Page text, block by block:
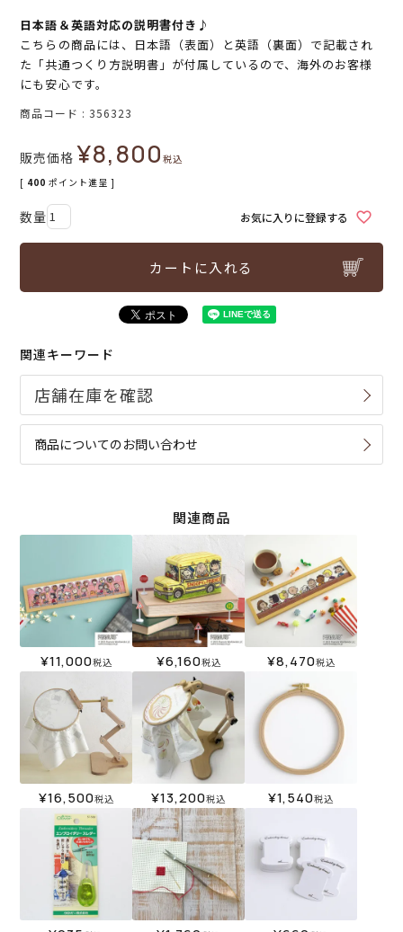
日本語＆英語対応の説明書付き♪
こちらの商品には、日本語（表面）と英語（裏面）で記載され
た「共通つくり方説明書」が付属しているので、海外のお客様
にも安心です。
商品コード 356323
販売価格 ¥8,800税込
[ 400 ポイント進呈 ]
お気に入りに登録する
カートに入れる
関連キーワード
商品についてのお問い合わせ
関連商品
¥11,000税込 ¥6,160税込 ¥8,470税込
¥16,500税込 ¥13,200税込 ¥1,540税込